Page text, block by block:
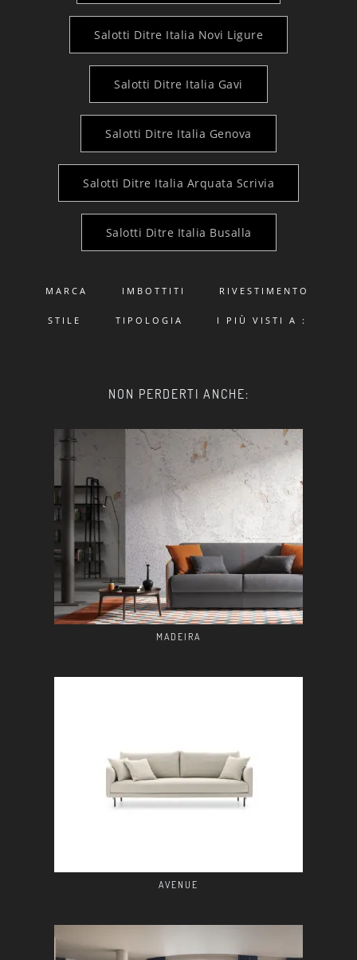
Salotti Ditre Italia Novi Ligure
Salotti Ditre Italia Gavi
Salotti Ditre Italia Genova
Salotti Ditre Italia Arquata Scrivia
Salotti Ditre Italia Busalla
MARCA IMBOTTITI RIVESTIMENTO
STILE TIPOLOGIA I PIÙ VISTI A :
NON PERDERTI ANCHE:
MADEIRA
AVENUE